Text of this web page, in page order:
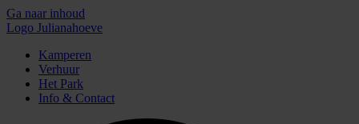
Ga naar inhoud
Logo Julianahoeve
Kamperen
Verhuur
Het Park
Info & Contact